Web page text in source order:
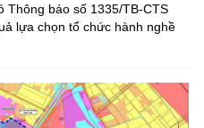
Thông báo số 1335/TB-CTS
lựa chọn tổ chức hành nghề